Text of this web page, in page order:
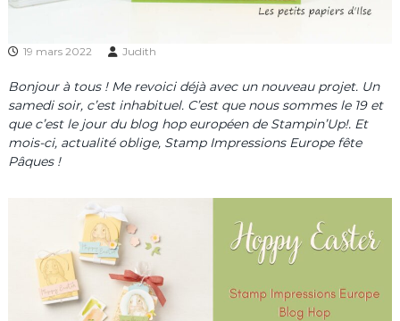
19 mars 2022 Judith
Bonjour à tous ! Me revoici déjà avec un nouveau projet. Un
samedi soir, c’est inhabituel. C’est que nous sommes le 19 et
que c’est le jour du blog hop européen de Stampin’Up!. Et
mois-ci, actualité oblige, Stamp Impressions Europe fête
Pâques !